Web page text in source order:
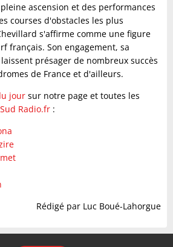
ascension et des performances
courses d'obstacles les plus
s'affirme comme une figure
français. Son engagement, sa
présager de nombreux succès
de France et d'ailleurs.
jour sur notre page et toutes les
Sud Radio.fr :
Rédigé par Luc Boué-Lahorgue